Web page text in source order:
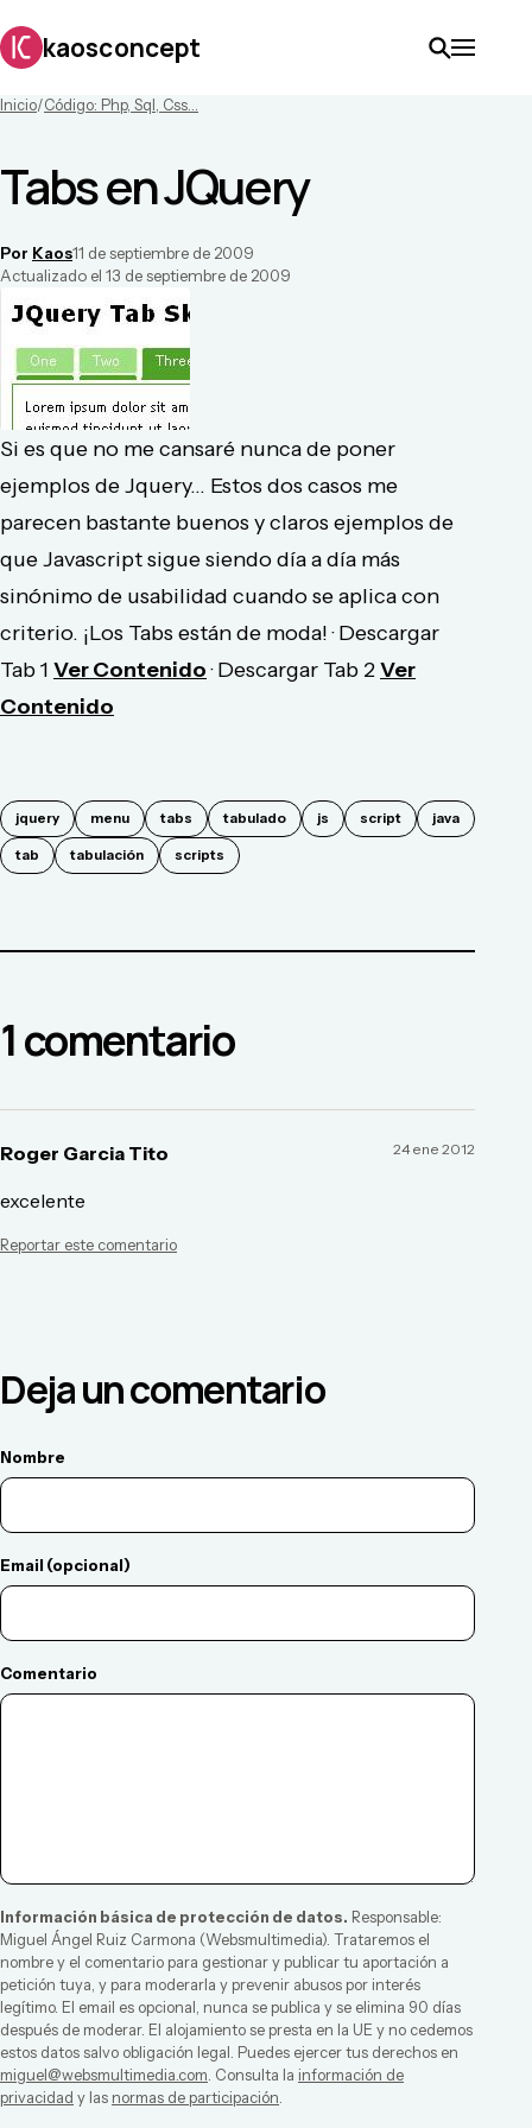
kaosconcept
Inicio/Código: Php, Sql, Css...
Tabs en JQuery
Por Kaos11 de septiembre de 2009
Actualizado el 13 de septiembre de 2009
Si es que no me cansaré nunca de poner
ejemplos de Jquery... Estos dos casos me
parecen bastante buenos y claros ejemplos de
que Javascript sigue siendo día a día más
sinónimo de usabilidad cuando se aplica con
criterio. ¡Los Tabs están de moda! · Descargar
Tab 1 Ver Contenido· Descargar Tab 2Ver
Contenido
jquery menu tabs tabulado js script java
tab tabulación scripts
1comentario
Roger Garcia Tito 24 ene 2012
excelente
Reportar este comentario
Deja un comentario
Nombre
Email (opcional)
Comentario
Información básica de protección de datos. Responsable:
Miguel Ángel Ruiz Carmona (Websmultimedia). Trataremos el
nombre y el comentario para gestionar y publicar tu aportación a
petición tuya, y para moderarla y prevenir abusos por interés
legítimo. El email es opcional, nunca se publica y se elimina 90 días
después de moderar. El alojamiento se presta en la UE y no cedemos
estos datos salvo obligación legal. Puedes ejercer tus derechos en
miguel@websmultimedia.com. Consulta la información de
privacidad y las normas de participación.